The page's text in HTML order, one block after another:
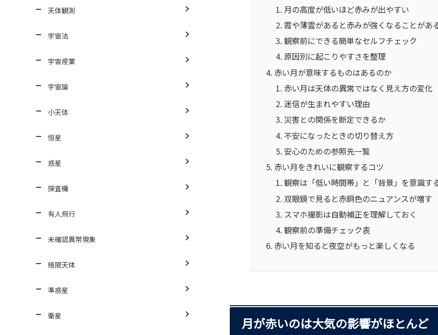
月の高度が低いほど赤みが出やすい
霞や薄雲があると赤みが強くなることがあ
観察前にできる簡単なセルフチェック
原因別に起こりやすさを整理
赤い月が意味するものはあるのか
赤い月は天体の異常ではなく見え方の変化
迷信が生まれやすい理由
災害との関係を断定できるか
不安になったときの切り替え方
安心のための参照先一覧
赤い月をきれいに観察するコツ
観察は「低い時間帯」と「背景」を意識す
双眼鏡で見ると赤銅色のニュアンスが増す
スマホ撮影は自動補正を理解しておく
観察前の準備チェック表
赤い月を知ると夜空がもっと楽しくなる
月が赤いのは大気の影響がほとんど
天体観測
宇宙法
宇宙産業
宇宙論
小天体
恒星
惑星
探査機
有人飛行
未確認異常現象
極限天体
準惑星
衛星